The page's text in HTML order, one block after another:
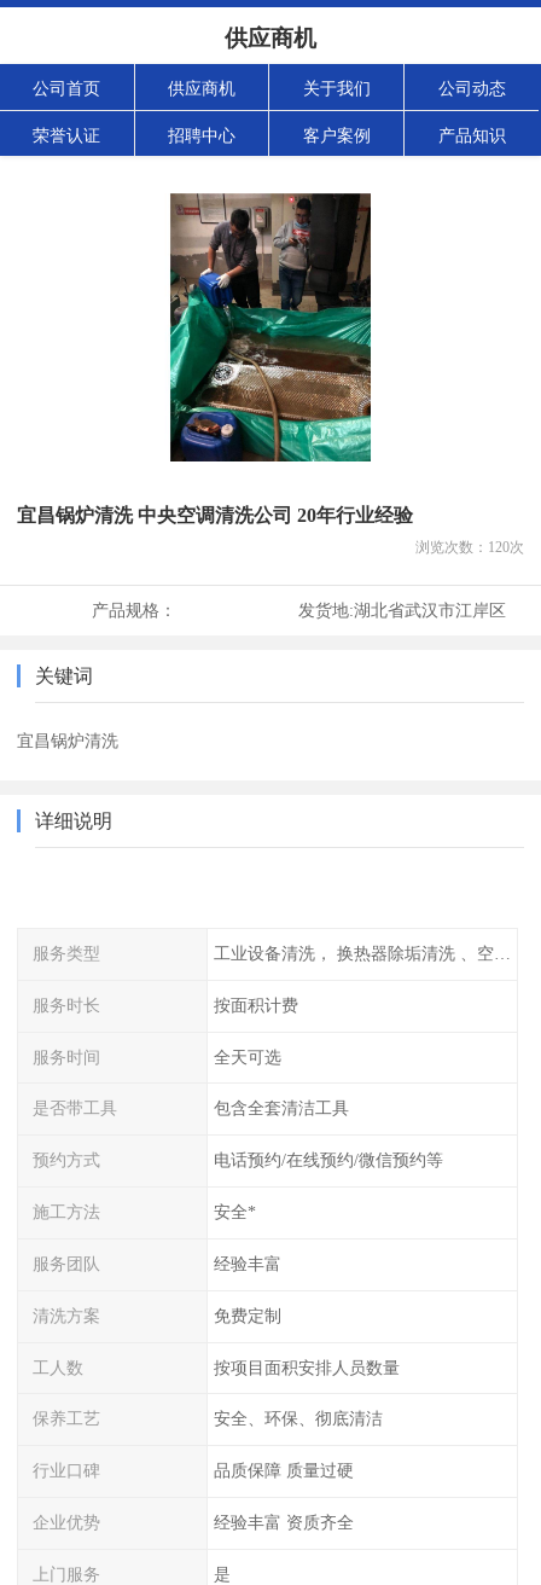
供应商机
公司首页 供应商机 关于我们 公司动态
荣誉认证 招聘中心 客户案例 产品知识
宜昌锅炉清洗 中央空调清洗公司 20年行业经验
浏览次数： 120次
产品规格： 发货地:湖北省武汉市江岸区
关键词
宜昌锅炉清洗
详细说明
服务类型 工业设备清洗， 换热器除垢清洗 、空调清洗等
服务时长 按面积计费
服务时间 全天可选
是否带工具 包含全套清洁工具
预约方式 电话预约/在线预约/微信预约等
施工方法 安全*
服务团队 经验丰富
清洗方案 免费定制
工人数 按项目面积安排人员数量
保养工艺 安全、环保、彻底清洁
行业口碑 品质保障 质量过硬
企业优势 经验丰富 资质齐全
上门服务 是